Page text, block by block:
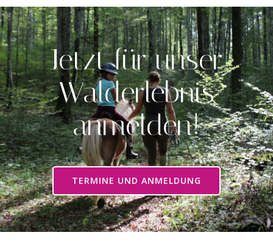
Jetzt für unser
Walderlebnis
anmelden!
TERMINE UND ANMELDUNG